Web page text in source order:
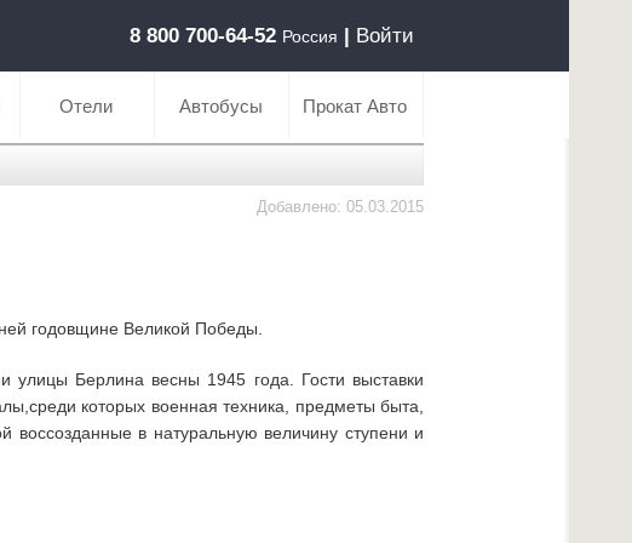
8 800 700-64-52 Россия | Войти
Отели Автобусы Прокат Авто
Добавлено: 05.03.2015
годовщине Великой Победы.
улицы Берлина весны 1945 года. Гости выставки
которых военная техника, предметы быта,
воссозданные в натуральную величину ступени и